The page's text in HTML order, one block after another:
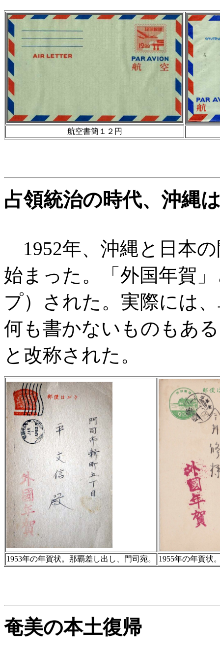
航空書簡１２円
占領統治の時代、沖縄
1952年、沖縄と日本
始まった。「外国年賀
プ）された。実際には
何も書かないものもあ
と改称された。
1953年の年賀状。那覇差し出し、門司宛。 1955年の年賀状
奄美の本土復帰